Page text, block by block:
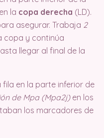
la copa derecha (LD).
asegurar. Trabaja 2
copa y continúa
llegar al final de la
fila en la parte inferior de
de Mpa (Mpa2j)en los
los marcadores de